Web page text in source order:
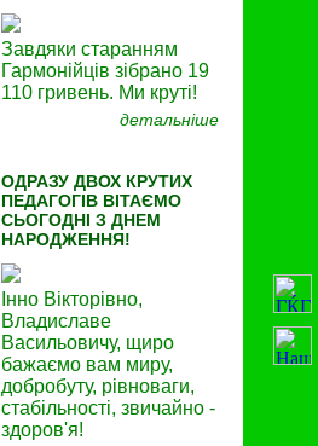
Завдяки старанням
Гармонійців зібрано 19
110 гривень. Ми круті!
детальніше
ОДРАЗУ ДВОХ КРУТИХ
ПЕДАГОГІВ ВІТАЄМО
СЬОГОДНІ З ДНЕМ
НАРОДЖЕННЯ!
Інно Вікторівно,
Владиславе
Васильовичу, щиро
бажаємо вам миру,
добробуту, рівноваги,
стабільності, звичайно -
здоров'я!